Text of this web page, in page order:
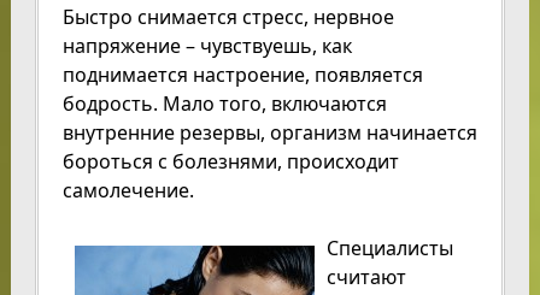
Быстро снимается стресс, нервное
напряжение – чувствуешь, как
поднимается настроение, появляется
бодрость. Мало того, включаются
внутренние резервы, организм начинается
бороться с болезнями, происходит
самолечение.
Специалисты
считают